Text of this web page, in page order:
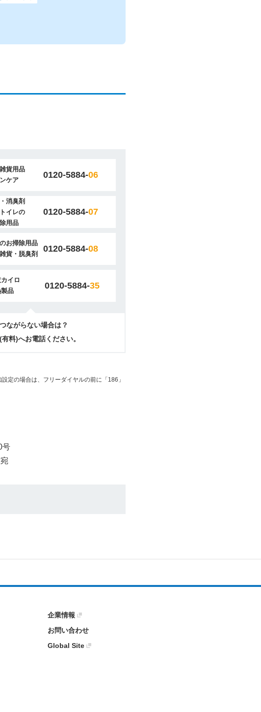
貨用品
ケア
0120-5884-06
消臭剤
イレの
用品
0120-5884-07
お掃除用品
貨・脱臭剤
0120-5884-08
イロ
品
0120-5884-35
ながらない場合は？
(有料)へお電話ください。
定の場合は、フリーダイヤルの前に「186」
号
企業情報
お問い合わせ
Global Site